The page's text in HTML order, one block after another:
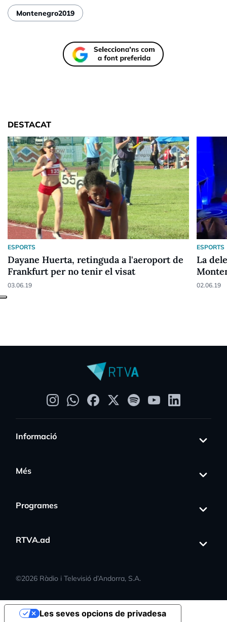
Montenegro2019
DESTACAT
ESPORTS
Dayane Huerta, retinguda a l'aeroport de
Frankfurt per no tenir el visat
03.06.19
ESPORTS
La
tres
02.06.19
Informació
Més
Programes
RTVA.ad
©2026 Ràdio i Televisió d’Andorra, S.A.
Les seves opcions de privadesa